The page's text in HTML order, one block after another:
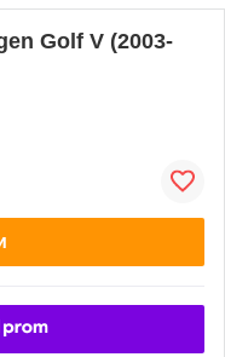
Golf V (2003-